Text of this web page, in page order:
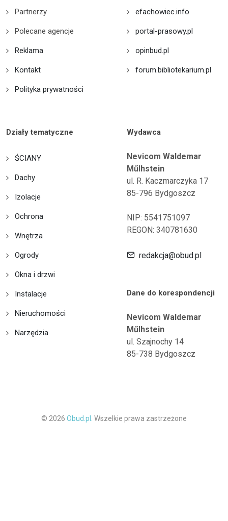
Partnerzy
Polecane agencje
Reklama
Kontakt
Polityka prywatności
efachowiec.info
portal-prasowy.pl
opinbud.pl
forum.bibliotekarium.pl
Działy tematyczne
ŚCIANY
Dachy
Izolacje
Ochrona
Wnętrza
Ogrody
Okna i drzwi
Instalacje
Nieruchomości
Narzędzia
Wydawca
Nevicom Waldemar
Műlhstein
ul. R. Kaczmarczyka 17
85-796 Bydgoszcz
NIP: 5541751097
REGON: 340781630
redakcja@obud.pl
Dane do korespondencji
Nevicom Waldemar
Műlhstein
ul. Szajnochy 14
85-738 Bydgoszcz
© 2026 Obud.pl. Wszelkie prawa zastrzeżone